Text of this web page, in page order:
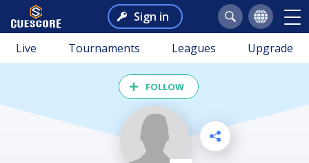
Sign in
Live Tournaments Leagues Upgrade
FOLLOW